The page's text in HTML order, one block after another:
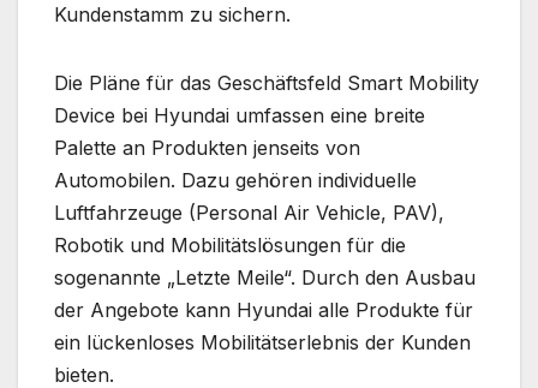
Kundenstamm zu sichern.
Die Pläne für das Geschäftsfeld Smart Mobility
Device bei Hyundai umfassen eine breite
Palette an Produkten jenseits von
Automobilen. Dazu gehören individuelle
Luftfahrzeuge (Personal Air Vehicle, PAV),
Robotik und Mobilitätslösungen für die
sogenannte „Letzte Meile“. Durch den Ausbau
der Angebote kann Hyundai alle Produkte für
ein lückenloses Mobilitätserlebnis der Kunden
bieten.